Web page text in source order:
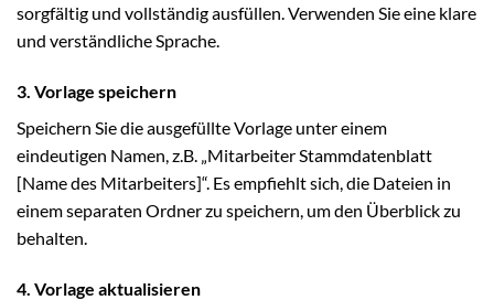
sorgfältig und vollständig ausfüllen. Verwenden Sie eine klare
und verständliche Sprache.
3. Vorlage speichern
Speichern Sie die ausgefüllte Vorlage unter einem
eindeutigen Namen, z.B. „Mitarbeiter Stammdatenblatt
[Name des Mitarbeiters]“. Es empfiehlt sich, die Dateien in
einem separaten Ordner zu speichern, um den Überblick zu
behalten.
4. Vorlage aktualisieren